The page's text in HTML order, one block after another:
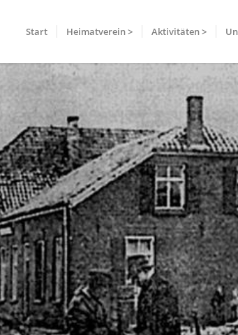
Start Heimatverein > Aktivitäten >